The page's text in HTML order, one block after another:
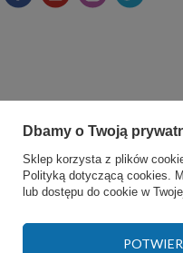
Dbamy o Twoją
Sklep korzysta z plików
Polityką dotyczącą cookies.
lub dostępu do cookie w